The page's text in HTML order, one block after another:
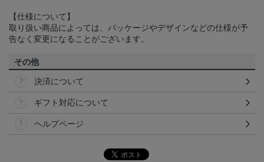
【仕様について】
取り扱い商品によっては、パッケージやデザインなどの仕様が予
告なく変更になることがございます。
その他
決済について
ギフト対応について
ヘルプページ